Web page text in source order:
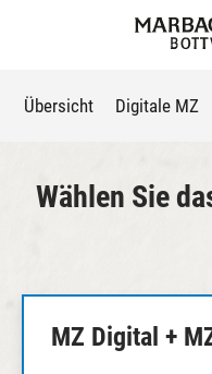
Übersicht Digitale MZ
Wählen Sie
MZ Digital +